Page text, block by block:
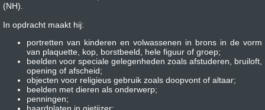
(NH).
In opdracht maakt hij:
portretten van kinderen en volwassenen in brons in de vorm
van plaquette, kop, borstbeeld, hele figuur of groep;
beelden voor speciale gelegenheden zoals afstuderen, bruiloft,
opening of afscheid;
objecten voor religieus gebruik zoals doopvont of altaar;
beelden met dieren als onderwerp;
penningen;